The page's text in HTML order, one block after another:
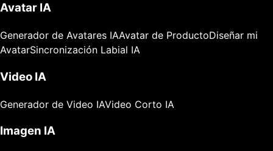
Avatar IA
Generador de Avatares IAAvatar de ProductoDiseñar mi
AvatarSincronización Labial IA
Video IA
Generador de Video IAVideo Corto IA
Imagen IA